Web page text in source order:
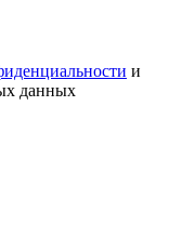
и
данных